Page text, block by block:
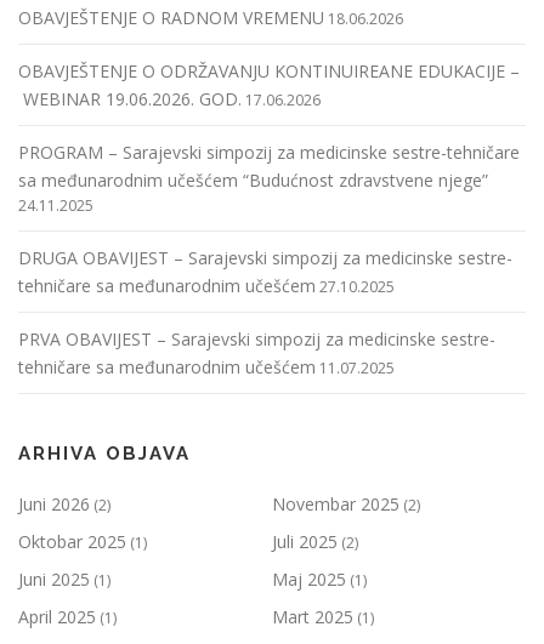
OBAVJEŠTENJE O RADNOM VREMENU 18.06.2026
OBAVJEŠTENJE O ODRŽAVANJU KONTINUIREANE EDUKACIJE –
WEBINAR 19.06.2026. GOD. 17.06.2026
PROGRAM – Sarajevski simpozij za medicinske sestre-tehničare
sa međunarodnim učešćem “Budućnost zdravstvene njege”
24.11.2025
DRUGA OBAVIJEST – Sarajevski simpozij za medicinske sestre-
tehničare sa međunarodnim učešćem 27.10.2025
PRVA OBAVIJEST – Sarajevski simpozij za medicinske sestre-
tehničare sa međunarodnim učešćem 11.07.2025
ARHIVA OBJAVA
Juni 2026 (2) Novembar 2025 (2)
Oktobar 2025 (1) Juli 2025 (2)
Juni 2025 (1) Maj 2025 (1)
April 2025 (1) Mart 2025 (1)